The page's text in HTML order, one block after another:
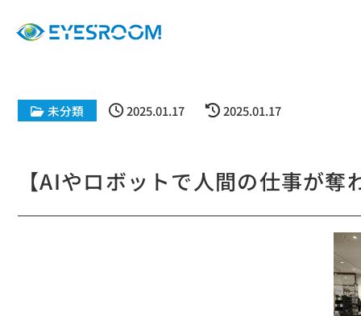
未分類 2025.01.17 2025.01.17
【AIやロボットで人間の仕事が奪